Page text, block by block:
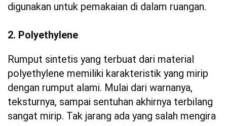
digunakan untuk pemakaian di dalam ruangan.
2. Polyethylene
Rumput sintetis yang terbuat dari material
polyethylene memiliki karakteristik yang mirip
dengan rumput alami. Mulai dari warnanya,
teksturnya, sampai sentuhan akhirnya terbilang
sangat mirip. Tak jarang ada yang salah mengira